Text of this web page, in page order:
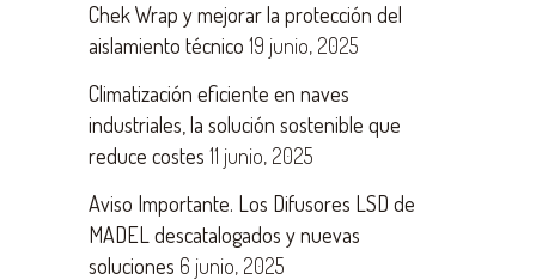
Chek Wrap y mejorar la protección del
aislamiento técnico 19 junio, 2025
Climatización eficiente en naves
industriales, la solución sostenible que
reduce costes 11 junio, 2025
Aviso Importante. Los Difusores LSD de
MADEL descatalogados y nuevas
soluciones 6 junio, 2025